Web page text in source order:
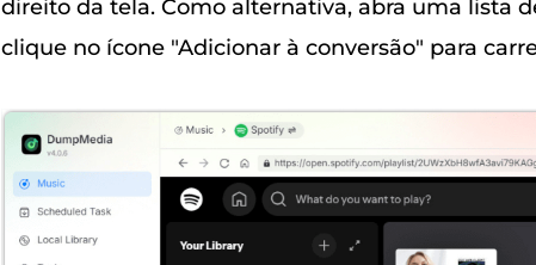
direito da tela. Como alternativa, abra uma lista
clique no ícone "Adicionar à conversão" para